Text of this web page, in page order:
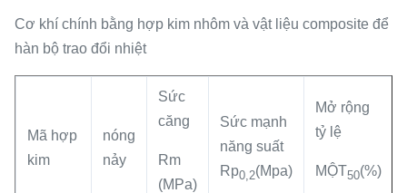
Cơ khí chính bằng hợp kim nhôm và vật liệu composite để
hàn bộ trao đổi nhiệt
Mã hợp
kim
nóng
nảy
Sức
căng
Rm
(MPa)
Sức mạnh
năng suất
Rp0,2(Mpa)
Mở rộng
tỷ lệ
MỘT50(%)